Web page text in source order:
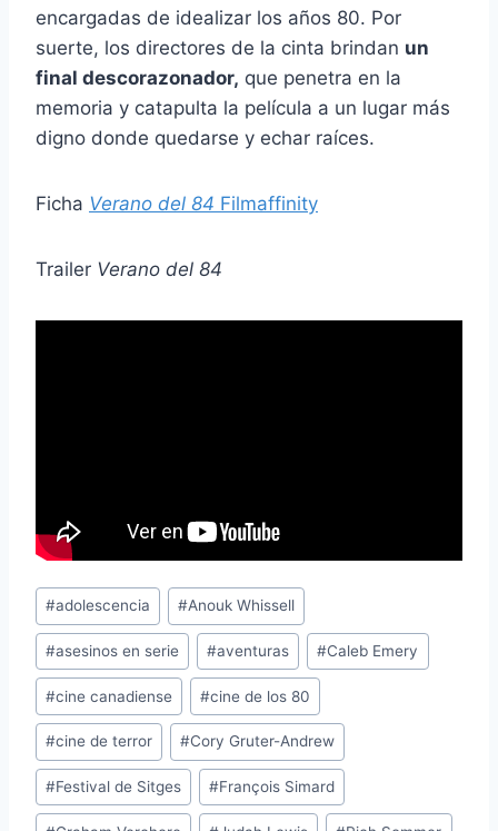
encargadas de idealizar los años 80. Por
suerte, los directores de la cinta brindan un
final descorazonador, que penetra en la
memoria y catapulta la película a un lugar más
digno donde quedarse y echar raíces.
Ficha Verano del 84 Filmaffinity
Trailer Verano del 84
Etiquetas
de
la
entrada:
#adolescencia #Anouk Whissell
#asesinos en serie #aventuras #Caleb Emery
#cine canadiense #cine de los 80
#cine de terror #Cory Gruter-Andrew
#Festival de Sitges #François Simard